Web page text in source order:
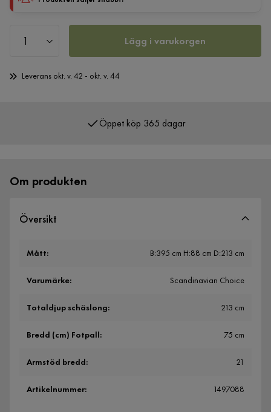
Lägg i varukorgen
Leverans okt. v. 42 - okt. v. 44
Om produkten
Översikt
Mått: B:395 cm H:88 cm D:213 cm
Varumärke: Scandinavian Choice
Totaldjup schäslong: 213 cm
Bredd (cm) Fotpall: 75 cm
Armstöd bredd: 21
Artikelnummer: 1497088